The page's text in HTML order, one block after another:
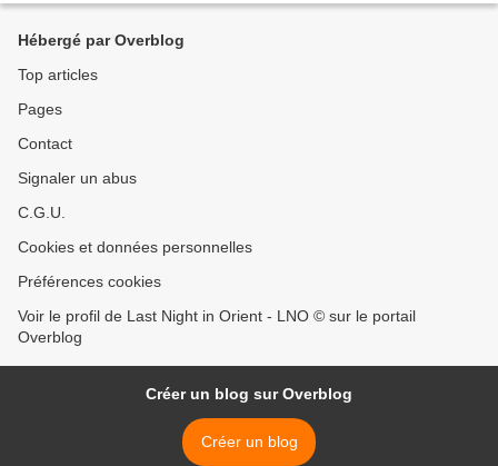
Hébergé par Overblog
Top articles
Pages
Contact
Signaler un abus
C.G.U.
Cookies et données personnelles
Préférences cookies
Voir le profil de Last Night in Orient - LNO © sur le portail
Overblog
Créer un blog sur Overblog
Créer un blog